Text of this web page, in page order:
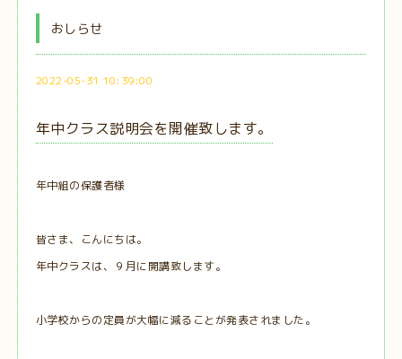
おしらせ
2022-05-31 10:39:00
年中クラス説明会を開催致します。
年中組の保護者様
皆さま、こんにちは。
年中クラスは、９月に開講致します。
小学校からの定員が大幅に減ることが発表されました。